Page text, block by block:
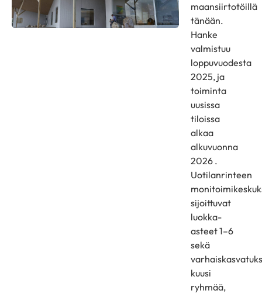
maansiirtotöillä
tänään.
Hanke
valmistuu
loppuvuodesta
2025, ja
toiminta
uusissa
tiloissa
alkaa
alkuvuonna
2026 .
Uotilanrinteen
sijoittuvat
luokka-
asteet 1–6
sekä
kuusi
ryhmää,